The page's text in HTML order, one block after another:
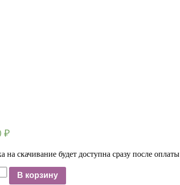
₽
на скачивание будет доступна сразу после оплаты
В корзину